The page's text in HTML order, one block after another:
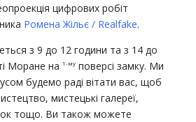
цифрових робіт
Ромена Жільє / Realfake.
з 9 до 12 години та з 14 до
Моране на 1-муповерсі замку. Ми
будемо раді вітати вас, щоб
мистецькі галереї,
тощо. Ви також можете